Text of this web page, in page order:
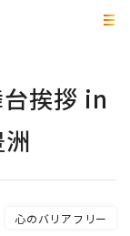
挨拶 in
心のバリアフリー